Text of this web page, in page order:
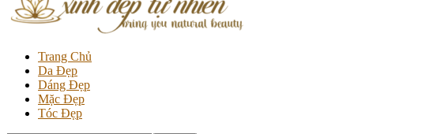
Trang Chủ
Da Đẹp
Dáng Đẹp
Mặc Đẹp
Tóc Đẹp